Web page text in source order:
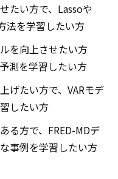
たい方で、Lassoや
法を学習したい方
を向上させたい方
測を学習したい方
げたい方で、VARモデ
したい方
る方で、FRED-MDデ
事例を学習したい方